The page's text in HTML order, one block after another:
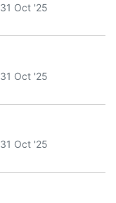
31 Oct '25
31 Oct '25
31 Oct '25